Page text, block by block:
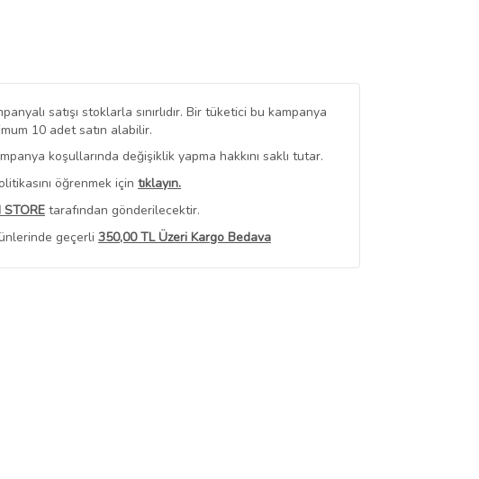
satışı stoklarla sınırlıdır. Bir tüketici bu kampanya
10 adet satın alabilir.
koşullarında değişiklik yapma hakkını saklı tutar.
öğrenmek için tıklayın.
STORE tarafından gönderilecektir.
geçerli 350,00 TL Üzeri Kargo Bedava
Ürünlerini Görüntüle